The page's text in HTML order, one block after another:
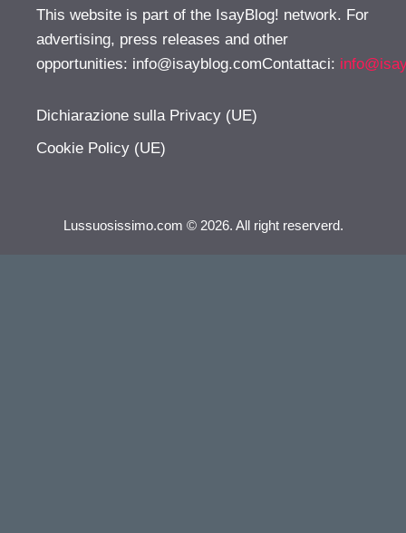
This website is part of the IsayBlog! network. For
advertising, press releases and other
opportunities: info@isayblog.comContattaci:
Dichiarazione sulla Privacy (UE)
Cookie Policy (UE)
Lussuosissimo.com © 2026. All right reserverd.